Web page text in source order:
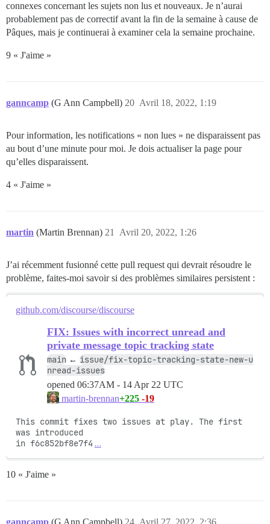
connexes concernant les sujets non lus et nouveaux. Je n’aurai
probablement pas de correctif avant la fin de la semaine à cause de
Pâques, mais je continuerai à examiner cela la semaine prochaine.
9 « J'aime »
ganncamp (G Ann Campbell) Avril 18, 2022, 1:19
20
Pour information, les notifications « non lues » ne disparaissent pas
au bout d’une minute pour moi. Je dois actualiser la page pour
qu’elles disparaissent.
4 « J'aime »
martin (Martin Brennan) Avril 20, 2022, 1:26
21
J’ai récemment fusionné cette pull request qui devrait résoudre le
problème, faites-moi savoir si des problèmes similaires persistent :
github.com/discourse/discourse
FIX: Issues with incorrect unread and
private message topic tracking state
main ← issue/fix-topic-tracking-state-new-u
nread-issues
opened 06:37AM - 14 Apr 22 UTC
martin-brennan+225 -19
This commit fixes two issues at play. The first
was introduced
in f6c852bf8e7f4 …
10 « J'aime »
ganncamp (G Ann Campbell) Avril 27, 2022, 2:36
24